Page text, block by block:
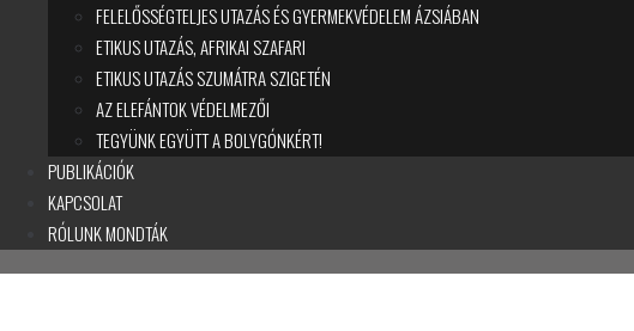
FELELŐSSÉGTELJES UTAZÁS ÉS GYERMEKVÉDELEM ÁZSIÁBAN
ETIKUS UTAZÁS, AFRIKAI SZAFARI
ETIKUS UTAZÁS SZUMÁTRA SZIGETÉN
AZ ELEFÁNTOK VÉDELMEZŐI
TEGYÜNK EGYÜTT A BOLYGÓNKÉRT!
PUBLIKÁCIÓK
KAPCSOLAT
RÓLUNK MONDTÁK